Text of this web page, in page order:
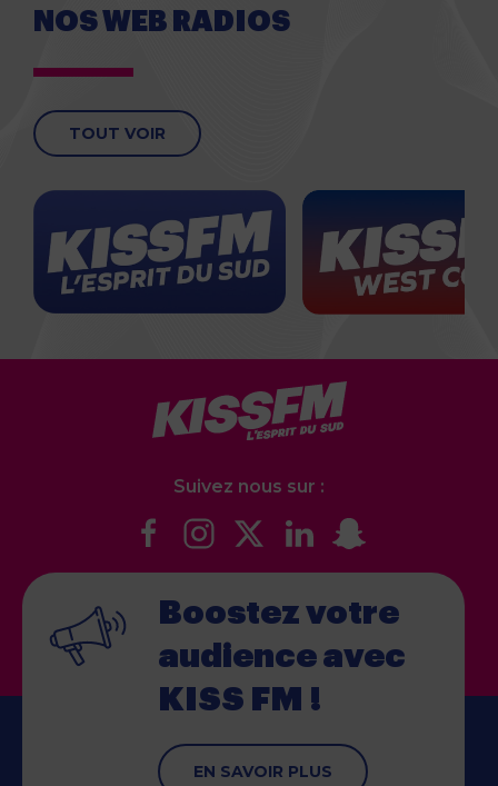
NOS WEB RADIOS
TOUT VOIR
Suivez nous sur :
Boostez votre
audience avec
KISS FM !
EN SAVOIR PLUS